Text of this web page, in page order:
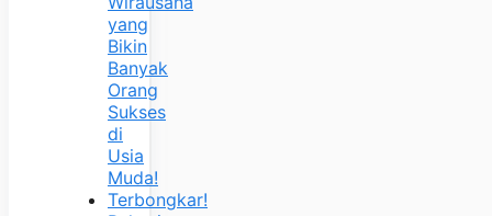
yang
Bikin
Banyak
Orang
Sukses
di
Usia
Muda!
Terbongkar!